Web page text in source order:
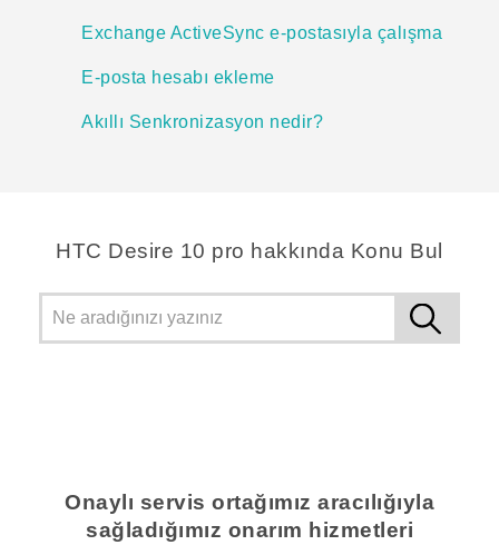
Exchange ActiveSync e-postasıyla çalışma
E-posta hesabı ekleme
Akıllı Senkronizasyon nedir?
HTC Desire 10 pro hakkında Konu Bul
Onaylı servis ortağımız aracılığıyla
sağladığımız onarım hizmetleri